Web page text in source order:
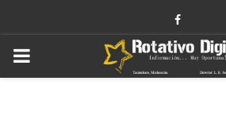
Facebook
PRIMARY